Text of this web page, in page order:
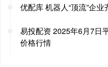
优配库 机器人“顶流”企
易投配资 2025年6月7日
价格行情